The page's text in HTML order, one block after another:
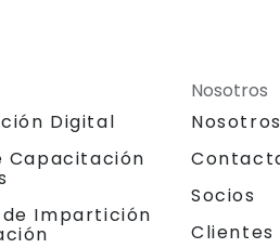
Digital
Capacitación
Impartición
Nosotros
Nosotros
Socios
Clientes